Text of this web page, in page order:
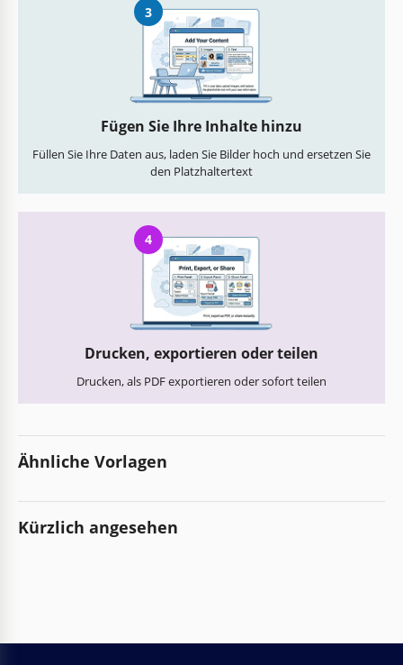
3
Fügen Sie Ihre Inhalte hinzu
Füllen Sie Ihre Daten aus, laden Sie Bilder hoch und ersetzen Sie
den Platzhaltertext
4
Drucken, exportieren oder teilen
Drucken, als PDF exportieren oder sofort teilen
Ähnliche Vorlagen
Kürzlich angesehen